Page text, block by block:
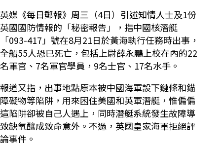
英媒《每日郵報》周三（4日）引述知情人士及1份
英國國防情報的「秘密報告」，指中國核潛艇
「093-417」號在8月21日於黃海執行任務時出事，
全船55人恐已死亡，包括上尉薛永鵬上校在內的22
名軍官、7名軍官學員，9名士官、17名水手。
報道又指，出事地點原本被中國海軍設下鏈條和錨
障礙物等陷阱，用來困住美國和英軍潛艇，惟偏偏
這陷阱卻被自己人遇上，同時潛艇系統發生故障導
致缺氧釀成致命意外。不過，英國皇家海軍拒絕評
論事件。